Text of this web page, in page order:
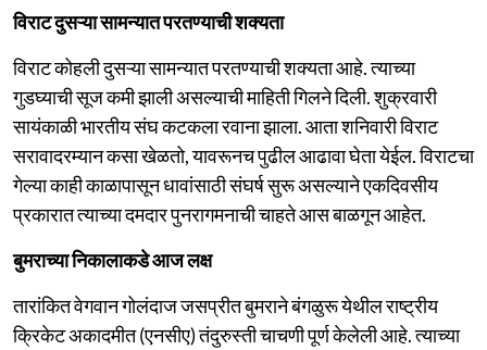
विराट दुसऱ्या सामन्यात परतण्याची शक्यता
विराट कोहली दुसऱ्या सामन्यात परतण्याची शक्यता आहे. त्याच्या
गुडघ्याची सूज कमी झाली असल्याची माहिती गिलने दिली. शुक्रवारी
सायंकाळी भारतीय संघ कटकला रवाना झाला. आता शनिवारी विराट
सरावादरम्यान कसा खेळतो, यावरूनच पुढील आढावा घेता येईल. विराटचा
गेल्या काही काळापासून धावांसाठी संघर्ष सुरू असल्याने एकदिवसीय
प्रकारात त्याच्या दमदार पुनरागमनाची चाहते आस बाळगून आहेत.
बुमराच्या निकालाकडे आज लक्ष
तारांकित वेगवान गोलंदाज जसप्रीत बुमराने बंगळुरू येथील राष्ट्रीय
क्रिकेट अकादमीत (एनसीए) तंदुरुस्ती चाचणी पूर्ण केलेली आहे. त्याच्या